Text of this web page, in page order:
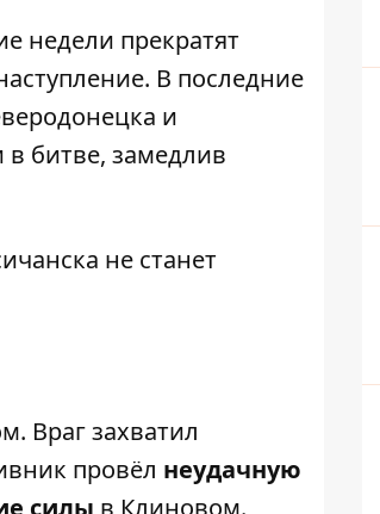
недели прекратят
В последние
и
битве, замедлив
не станет
Враг захватил
провёл неудачную